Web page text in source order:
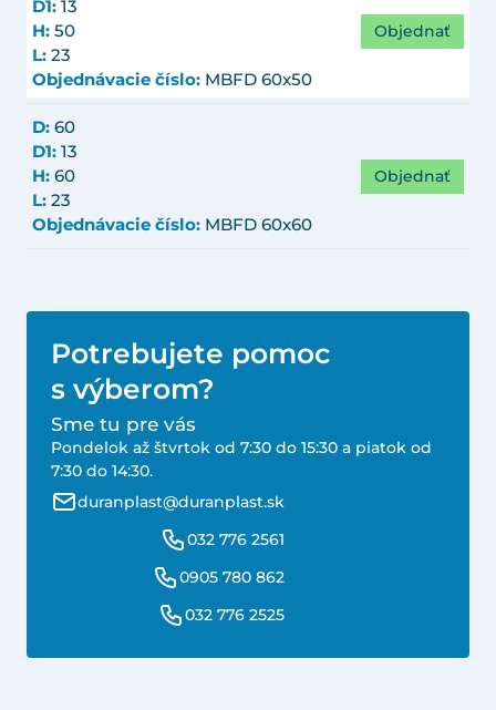
D1: 13
H: 50
L: 23
Objednávacie číslo: MBFD 60x50
Objednať
D: 60
D1: 13
H: 60
L: 23
Objednávacie číslo: MBFD 60x60
Objednať
Potrebujete pomoc
s výberom?
Sme tu pre vás
Pondelok až štvrtok od 7:30 do 15:30 a piatok od
7:30 do 14:30.
duranplast@duranplast.sk
032 776 2561
0905 780 862
032 776 2525